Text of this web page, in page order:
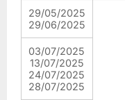
29/05/2025
29/06/2025
03/07/2025
13/07/2025
24/07/2025
28/07/2025